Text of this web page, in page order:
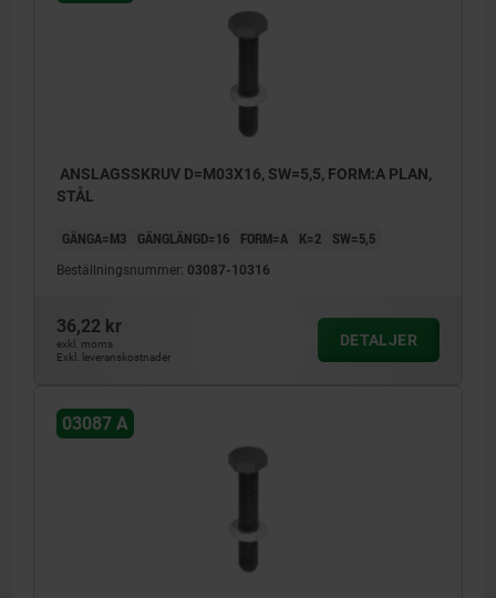
ANSLAGSSKRUV D=M03X16, SW=5,5, FORM:A PLAN,
STÅL
GÄNGA=M3 GÄNGLÄNGD=16 FORM=A K=2 SW=5,5
Beställningsnummer: 03087-10316
36,22 kr
exkl. moms
Exkl. leveranskostnader
DETALJER
03087 A